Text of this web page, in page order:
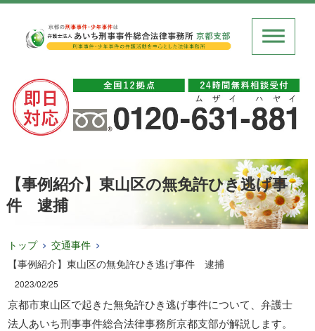
【事例紹介】東山区の無免許ひき逃げ事
件 逮捕
トップ
交通事件
【事例紹介】東山区の無免許ひき逃げ事件 逮捕
2023/02/25
京都市東山区で起きた無免許ひき逃げ事件について、弁護士
法人あいち刑事事件総合法律事務所京都支部が解説します。